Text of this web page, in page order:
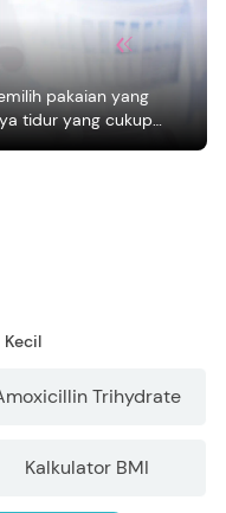
pakaian yang
tidur yang cukup
Kecil
Trihydrate
Kalkulator BMI